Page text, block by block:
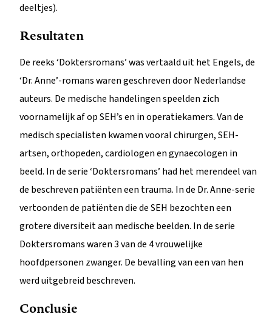
deeltjes).
Resultaten
De reeks ‘Doktersromans’ was vertaald uit het Engels, de
‘Dr. Anne’-romans waren geschreven door Nederlandse
auteurs. De medische handelingen speelden zich
voornamelijk af op SEH’s en in operatiekamers. Van de
medisch specialisten kwamen vooral chirurgen, SEH-
artsen, orthopeden, cardiologen en gynaecologen in
beeld. In de serie ‘Doktersromans’ had het merendeel van
de beschreven patiënten een trauma. In de Dr. Anne-serie
vertoonden de patiënten die de SEH bezochten een
grotere diversiteit aan medische beelden. In de serie
Doktersromans waren 3 van de 4 vrouwelijke
hoofdpersonen zwanger. De bevalling van een van hen
werd uitgebreid beschreven.
Conclusie